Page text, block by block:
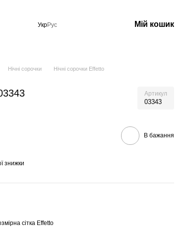
УкрРус Мій кошик
Нічні сорочки
Нічні сорочки Effetto
Артикул
03343
В бажання
знижки
сітка Effetto